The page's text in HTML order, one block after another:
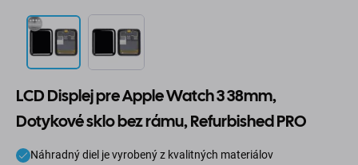
LCD Displej pre Apple Watch 3 38mm,
Dotykové sklo bez rámu, Refurbished PRO
Náhradný diel je vyrobený z kvalitných materiálov